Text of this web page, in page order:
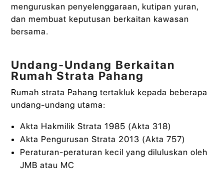
menguruskan penyelenggaraan, kutipan yuran,
dan membuat keputusan berkaitan kawasan
bersama.
Undang-Undang Berkaitan
Rumah Strata Pahang
Rumah strata Pahang tertakluk kepada beberapa
undang-undang utama:
Akta Hakmilik Strata 1985 (Akta 318)
Akta Pengurusan Strata 2013 (Akta 757)
Peraturan-peraturan kecil yang diluluskan oleh
JMB atau MC